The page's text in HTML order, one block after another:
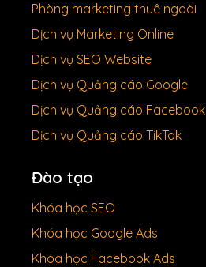
Phòng marketing thuê ngoài
Dịch vụ Marketing Online
Dịch vụ SEO Website
Dịch vụ Quảng cáo Google
Dịch vụ Quảng cáo Facebook
Dịch vụ Quảng cáo TikTok
Đào tạo
Khóa học SEO
Khóa học Google Ads
Khóa học Facebook Ads